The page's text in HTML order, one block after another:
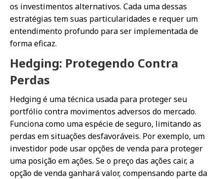
os investimentos alternativos. Cada uma dessas
estratégias tem suas particularidades e requer um
entendimento profundo para ser implementada de
forma eficaz.
Hedging: Protegendo Contra
Perdas
Hedging é uma técnica usada para proteger seu
portfólio contra movimentos adversos do mercado.
Funciona como uma espécie de seguro, limitando as
perdas em situações desfavoráveis. Por exemplo, um
investidor pode usar opções de venda para proteger
uma posição em ações. Se o preço das ações cair, a
opção de venda ganhará valor, compensando parte da